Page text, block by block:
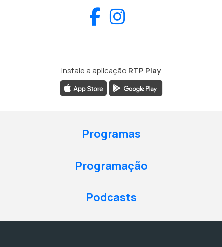
Facebook
Instale a aplicação RTP Play
Programas
Programação
Podcasts